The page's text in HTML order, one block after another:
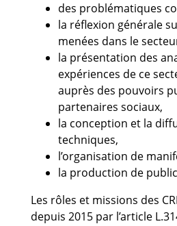
des problématiques
la réflexion générale
menées dans le
la présentation des
expériences de ce
auprès des pouvoirs
partenaires sociaux,
la conception et la
techniques,
l’organisation de
la production de
Les rôles et missions des
depuis 2015 par l’article